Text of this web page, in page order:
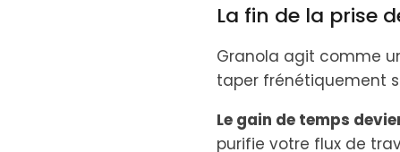
La fin de la prise
Granola agit comme
taper frénétiquement
Le gain de temps
purifie votre flux de